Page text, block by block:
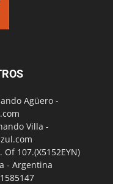
Agüero -
Villa -
107.(X5152EYN)
- Argentina